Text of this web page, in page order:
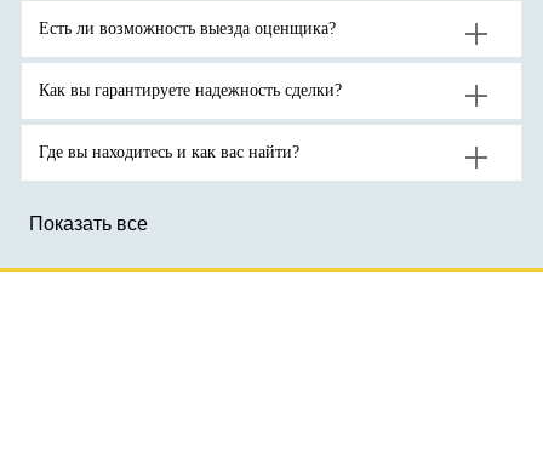
золото
новых
фоне
неопределенности.
Есть ли возможность выезда оценщика?
Как вы гарантируете надежность сделки?
Где вы находитесь и как вас найти?
Показать все